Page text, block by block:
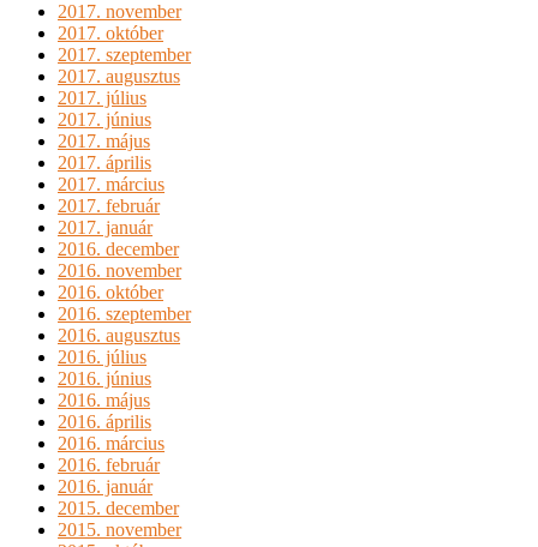
2017. november
2017. október
2017. szeptember
2017. augusztus
2017. július
2017. június
2017. május
2017. április
2017. március
2017. február
2017. január
2016. december
2016. november
2016. október
2016. szeptember
2016. augusztus
2016. július
2016. június
2016. május
2016. április
2016. március
2016. február
2016. január
2015. december
2015. november